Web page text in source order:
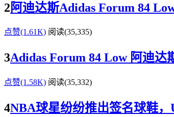
2阿迪达斯Adidas Forum 84
点赞(1.61K) 阅读(35,335)
3Adidas Forum 84 Low 阿迪达
点赞(1.58K) 阅读(35,332)
4NBA球星纷纷推出签名球鞋